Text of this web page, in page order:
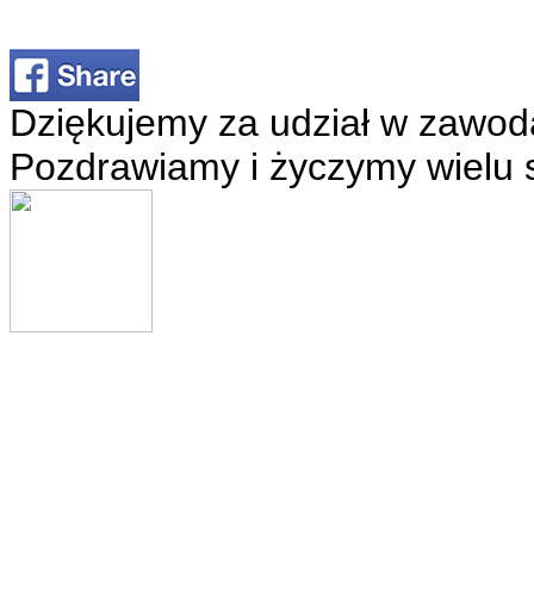
Dziękujemy za udział w
Pozdrawiamy i życzymy wielu